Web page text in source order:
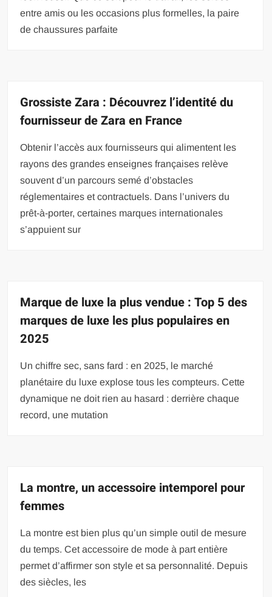
entre amis ou les occasions plus formelles, la paire
de chaussures parfaite
Grossiste Zara : Découvrez l’identité du
fournisseur de Zara en France
Obtenir l’accès aux fournisseurs qui alimentent les
rayons des grandes enseignes françaises relève
souvent d’un parcours semé d’obstacles
réglementaires et contractuels. Dans l’univers du
prêt-à-porter, certaines marques internationales
s’appuient sur
Marque de luxe la plus vendue : Top 5 des
marques de luxe les plus populaires en
2025
Un chiffre sec, sans fard : en 2025, le marché
planétaire du luxe explose tous les compteurs. Cette
dynamique ne doit rien au hasard : derrière chaque
record, une mutation
La montre, un accessoire intemporel pour
femmes
La montre est bien plus qu’un simple outil de mesure
du temps. Cet accessoire de mode à part entière
permet d’affirmer son style et sa personnalité. Depuis
des siècles, les